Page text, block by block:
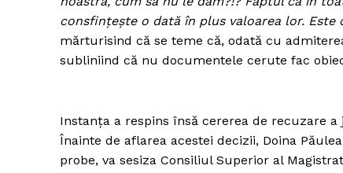
consfinţeşte o dată în plus valoarea lor. Este
mărturisind că se teme că, odată cu
subliniind că nu documentele cerute fac
Instanţa a respins însă cererea de recuzare
Înainte de aflarea acestei decizii, Doina
probe, va sesiza Consiliul Superior al